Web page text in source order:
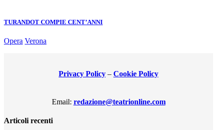
TURANDOT COMPIE CENT’ANNI
Opera Verona
Privacy Policy – Cookie Policy
Email: redazione@teatrionline.com
Articoli recenti